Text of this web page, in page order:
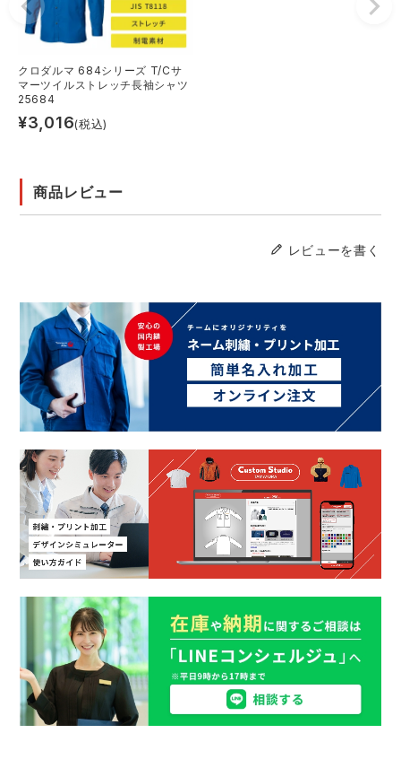
クロダルマ 684シリーズ T/Cサ
マーツイルストレッチ長袖シャツ
25684
¥3,016(税込)
商品レビュー
レビューを書く